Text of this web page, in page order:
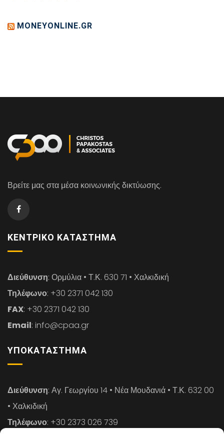
MONEYONLINE.GR
Βρείτε μας στα μέσα κοινωνικής δικτύωσης.
ΚΕΝΤΡΙΚΌ ΚΑΤΆΣΤΗΜΑ
Διεύθυνση: Ορμύλια • Τ.Κ. 630 71 • Χαλκιδική
Τηλέφωνο: +30 2371 042 130
FAX: +30 2371 042 130
Email: info@cpaa.gr
ΥΠΟΚΑΤΆΣΤΗΜΑ
Διεύθυνση: Αγ. Γεωργίου 14 • Νέα Μουδανιά • Τ.Κ. 632 00
• Χαλκιδική
Τηλέφωνο: +30 2373 026 739